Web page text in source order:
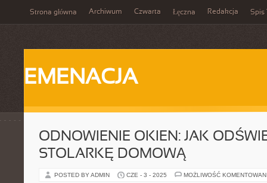
Strona główna Archiwum Czwarta Łęczna Redakcja Spis
EMENACJA
ODNOWIENIE OKIEN: JAK
STOLARKĘ DOMOWĄ
POSTED BY ADMIN CZE - 3 - 2025 MOŻLIWOŚĆ